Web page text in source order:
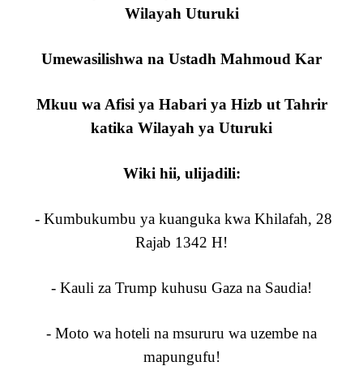
Wilayah Uturuki
Umewasilishwa na Ustadh Mahmoud Kar
Mkuu wa Afisi ya Habari ya Hizb ut Tahrir
katika Wilayah ya Uturuki
Wiki hii, ulijadili:
- Kumbukumbu ya kuanguka kwa Khilafah, 28
Rajab 1342 H!
- Kauli za Trump kuhusu Gaza na Saudia!
- Moto wa hoteli na msururu wa uzembe na
mapungufu!